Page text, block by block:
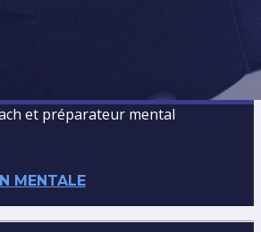
et préparateur mental
MENTALE